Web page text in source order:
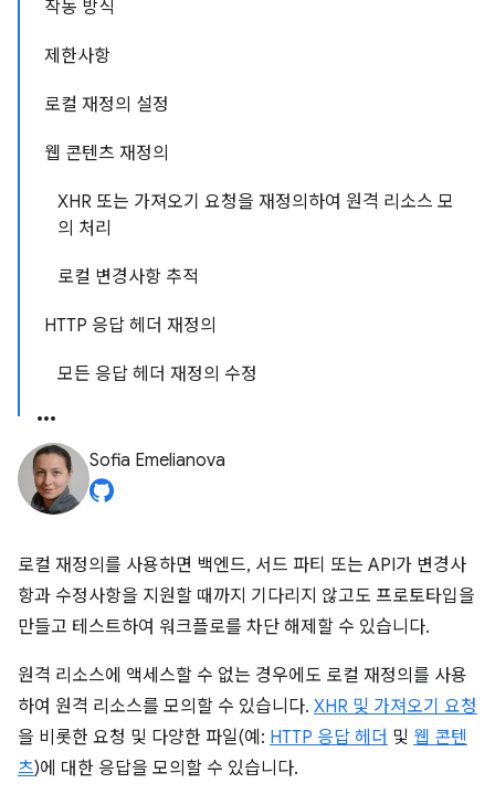
작동 방식
제한사항
로컬 재정의 설정
웹 콘텐츠 재정의
XHR 또는 가져오기 요청을 재정의하여 원격 리소스 모
의 처리
로컬 변경사항 추적
HTTP 응답 헤더 재정의
모든 응답 헤더 재정의 수정
Sofia Emelianova
로컬 재정의를 사용하면 백엔드, 서드 파티 또는 API가 변경사
항과 수정사항을 지원할 때까지 기다리지 않고도 프로토타입을
만들고 테스트하여 워크플로를 차단 해제할 수 있습니다.
원격 리소스에 액세스할 수 없는 경우에도 로컬 재정의를 사용
하여 원격 리소스를 모의할 수 있습니다. XHR 및 가져오기 요청
을 비롯한 요청 및 다양한 파일(예: HTTP 응답 헤더 및 웹 콘텐
츠)에 대한 응답을 모의할 수 있습니다.